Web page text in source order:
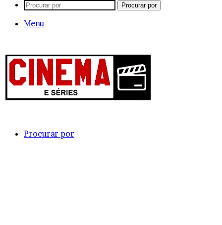
Procurar por
Menu
Procurar por